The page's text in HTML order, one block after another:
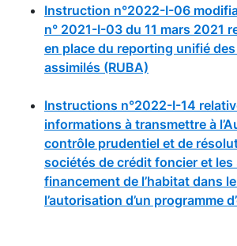
Instruction n°2022-I-06
n° 2021-I-03 du 11 mars 2021
en place du reporting unifié
assimilés (RUBA)
Instructions n°2022-I-14
informations à transmettre à
contrôle prudentiel et de
sociétés de crédit foncier et les
financement de l’habitat dans
l’autorisation d’un programme